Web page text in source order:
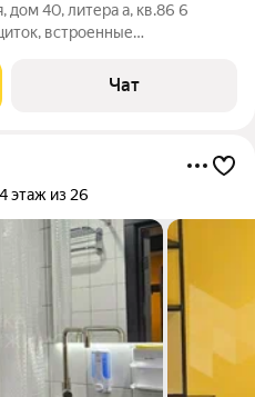
дом 40, литера а, кв.86 6
встроенные
Чат
4 этаж из 26